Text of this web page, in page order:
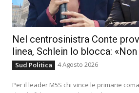
Nel centrosinistra Conte
linea, Schlein lo blocca:
Sud Politica 4 Agosto 2026
Per il leader M5S chi vince le primarie